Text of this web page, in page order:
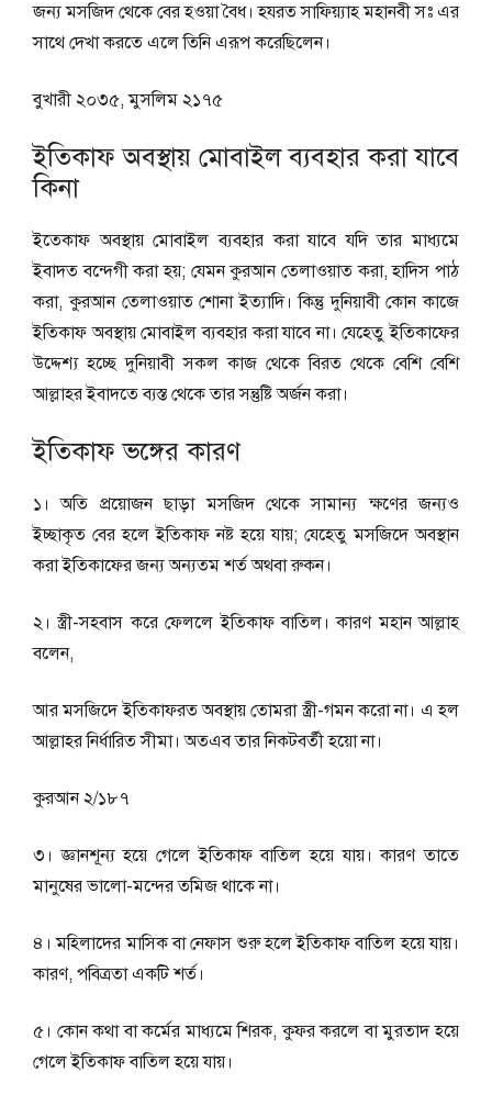
জন্য মসজিদ থেকে বের হওয়া বৈধ। হযরত সাফিয়্যাহ মহানবী সঃ এর
সাথে দেখা করতে এলে তিনি এরূপ করেছিলেন।
বুখারী ২০৩৫, মুসলিম ২১৭৫
ইতিকাফ অবস্থায় মোবাইল ব্যবহার করা যাবে
কিনা
ইতেকাফ অবস্থায় মোবাইল ব্যবহার করা যাবে যদি তার মাধ্যমে
ইবাদত বন্দেগী করা হয়; যেমন কুরআন তেলাওয়াত করা, হাদিস পাঠ
করা, কুরআন তেলাওয়াত শোনা ইত্যাদি। কিন্তু দুনিয়াবী কোন কাজে
ইতিকাফ অবস্থায় মোবাইল ব্যবহার করা যাবে না। যেহেতু ইতিকাফের
উদ্দেশ্য হচ্ছে দুনিয়াবী সকল কাজ থেকে বিরত থেকে বেশি বেশি
আল্লাহর ইবাদতে ব্যস্ত থেকে তার সন্তুষ্টি অর্জন করা।
ইতিকাফ ভঙ্গের কারণ
১। অতি প্রয়োজন ছাড়া মসজিদ থেকে সামান্য ক্ষণের জন্যও
ইচ্ছাকৃত বের হলে ইতিকাফ নষ্ট হয়ে যায়; যেহেতু মসজিদে অবস্থান
করা ইতিকাফের জন্য অন্যতম শর্ত অথবা রুকন।
২। স্ত্রী-সহবাস করে ফেললে ইতিকাফ বাতিল। কারণ মহান আল্লাহ
বলেন,
আর মসজিদে ইতিকাফরত অবস্থায় তোমরা স্ত্রী-গমন করাে না। এ হল
আল্লাহর নির্ধারিত সীমা। অতএব তার নিকটবর্তী হয়ো না।
কুরআন ২/১৮৭
৩। জ্ঞানশূন্য হয়ে গেলে ইতিকাফ বাতিল হয়ে যায়। কারণ তাতে
মানুষের ভালো-মন্দের তমিজ থাকে না।
৪। মহিলাদের মাসিক বা নেফাস শুরু হলে ইতিকাফ বাতিল হয়ে যায়।
কারণ, পবিত্রতা একটি শর্ত।
৫। কোন কথা বা কর্মের মাধ্যমে শিরক, কুফর করলে বা মুরতাদ হয়ে
গেলে ইতিকাফ বাতিল হয়ে যায়।